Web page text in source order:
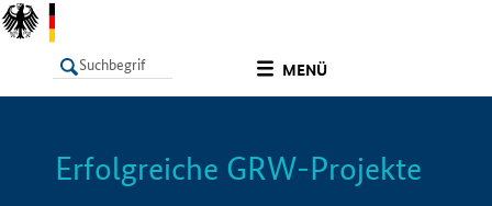
MENÜ
LISTE Info
Erfolgreiche GRW-Projekte